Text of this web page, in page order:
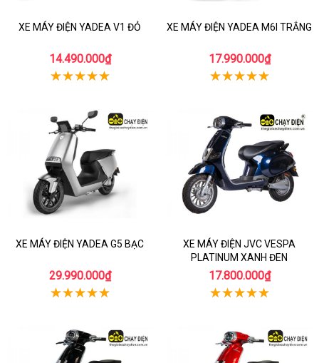
XE MÁY ĐIỆN YADEA V1 ĐỎ
14.490.000₫
XE MÁY ĐIỆN YADEA M6I TRẮNG
17.990.000₫
XE MÁY ĐIỆN YADEA G5 BẠC
29.990.000₫
XE MÁY ĐIỆN JVC VESPA
PLATINUM XANH ĐEN
17.800.000₫